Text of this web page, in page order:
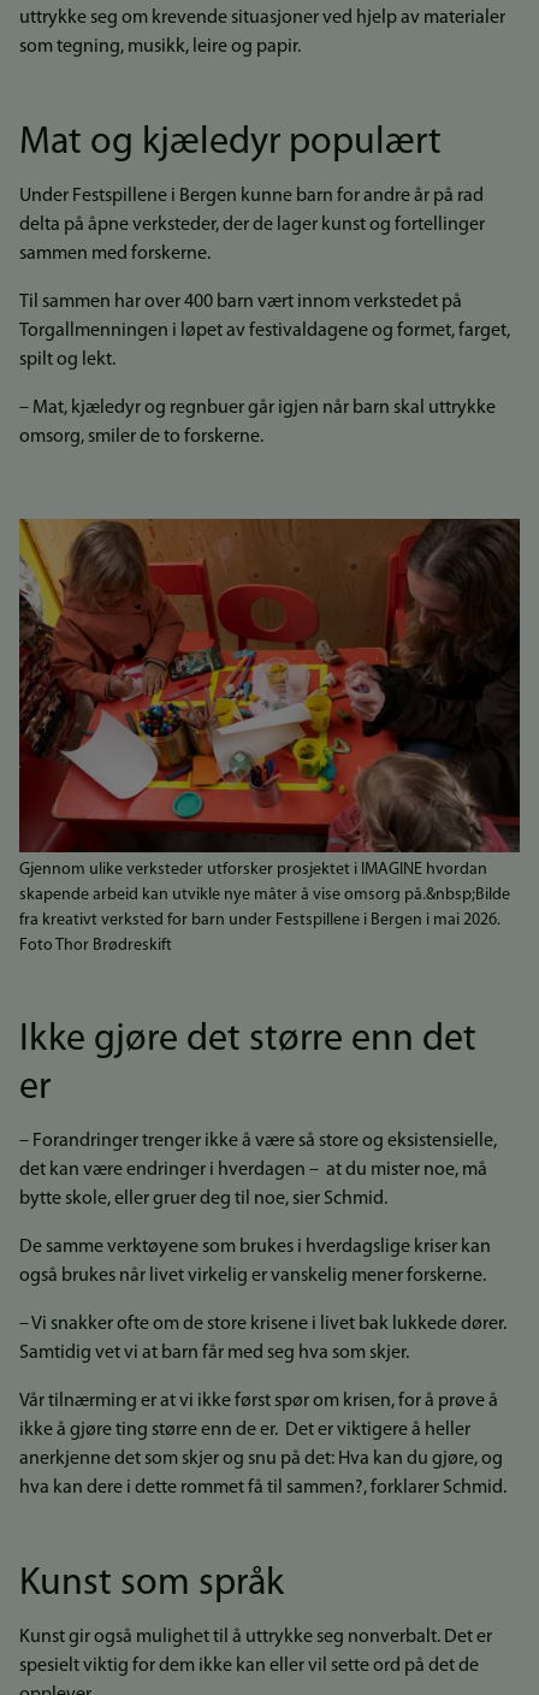
uttrykke seg om krevende situasjoner ved hjelp av materialer
som tegning, musikk, leire og papir.
Mat og kjæledyr populært
Under Festspillene i Bergen kunne barn for andre år på rad
delta på åpne verksteder, der de lager kunst og fortellinger
sammen med forskerne.
Til sammen har over 400 barn vært innom verkstedet på
Torgallmenningen i løpet av festivaldagene og formet, farget,
spilt og lekt.
– Mat, kjæledyr og regnbuer går igjen når barn skal uttrykke
omsorg, smiler de to forskerne.
Gjennom ulike verksteder utforsker prosjektet i IMAGINE hvordan
skapende arbeid kan utvikle nye måter å vise omsorg på.&nbsp;Bilde
fra kreativt verksted for barn under Festspillene i Bergen i mai 2026.
Foto Thor Brødreskift
Ikke gjøre det større enn det
er
– Forandringer trenger ikke å være så store og eksistensielle,
det kan være endringer i hverdagen – at du mister noe, må
bytte skole, eller gruer deg til noe, sier Schmid.
De samme verktøyene som brukes i hverdagslige kriser kan
også brukes når livet virkelig er vanskelig mener forskerne.
– Vi snakker ofte om de store krisene i livet bak lukkede dører.
Samtidig vet vi at barn får med seg hva som skjer.
Vår tilnærming er at vi ikke først spør om krisen, for å prøve å
ikke å gjøre ting større enn de er. Det er viktigere å heller
anerkjenne det som skjer og snu på det: Hva kan du gjøre, og
hva kan dere i dette rommet få til sammen?, forklarer Schmid.
Kunst som språk
Kunst gir også mulighet til å uttrykke seg nonverbalt. Det er
spesielt viktig for dem ikke kan eller vil sette ord på det de